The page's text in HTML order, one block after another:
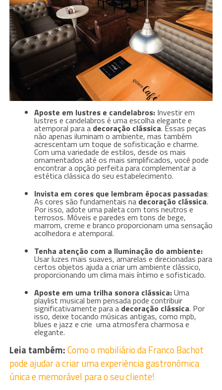
Aposte em lustres e candelabros:Investir em
lustres e candelabros é uma escolha elegante e
atemporal para a decoração clássica. Essas peças
não apenas iluminam o ambiente, mas também
acrescentam um toque de sofisticação e charme.
Com uma variedade de estilos, desde os mais
ornamentados até os mais simplificados, você pode
encontrar a opção perfeita para complementar a
estética clássica do seu estabelecimento.
Invista em cores que lembram épocas passadas:
As cores são fundamentais na decoração clássica.
Por isso, adote uma paleta com tons neutros e
terrosos. Móveis e paredes em tons de bege,
marrom, creme e branco proporcionam uma sensação
acolhedora e atemporal.
Tenha atenção com a Iluminação do ambiente:
Usar luzes mais suaves, amarelas e direcionadas para
certos objetos ajuda a criar um ambiente clássico,
proporcionando um clima mais íntimo e sofisticado.
Aposte em uma trilha sonora clássica:Uma
playlist musical bem pensada pode contribuir
significativamente para a decoração clássica. Por
isso, deixe tocando músicas antigas, como mpb,
blues e jazz e crie uma atmosfera charmosa e
elegante.
Leia também:Como o mobiliário da Franco Bachot
pode ajudar a criar uma experiência gastronômica
única e memorável para o seu cliente!